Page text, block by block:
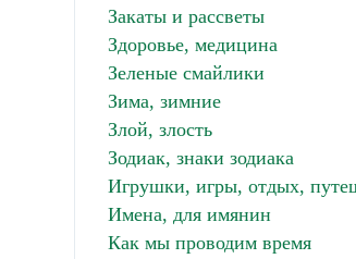
Закаты и рассветы
Здоровье, медицина
Зеленые смайлики
Зима, зимние
Злой, злость
Зодиак, знаки зодиака
Игрушки, игры, отдых,
Имена, для имянин
Как мы проводим время